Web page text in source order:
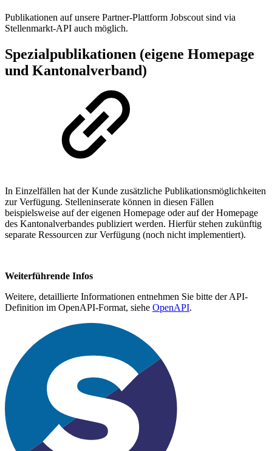
Publikationen auf unsere Partner-Plattform Jobscout sind via
Stellenmarkt-API auch möglich.
Spezialpublikationen (eigene Homepage
und Kantonalverband)
In Einzelfällen hat der Kunde zusätzliche Publikationsmöglichkeiten
zur Verfügung. Stelleninserate können in diesen Fällen
beispielsweise auf der eigenen Homepage oder auf der Homepage
des Kantonalverbandes publiziert werden. Hierfür stehen zukünftig
separate Ressourcen zur Verfügung (noch nicht implementiert).
Weiterführende Infos
Weitere, detaillierte Informationen entnehmen Sie bitte der API-
Definition im OpenAPI-Format, siehe OpenAPI.